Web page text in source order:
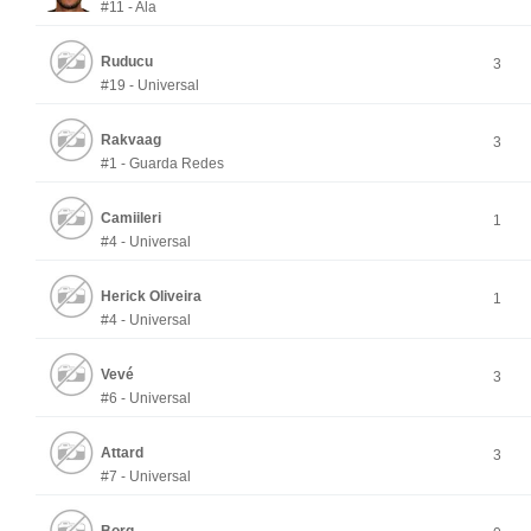
#11 - Ala
Ruducu
#19 - Universal
3
Rakvaag
#1 - Guarda Redes
3
Camiileri
#4 - Universal
1
Herick Oliveira
#4 - Universal
1
Vevé
#6 - Universal
3
Attard
#7 - Universal
3